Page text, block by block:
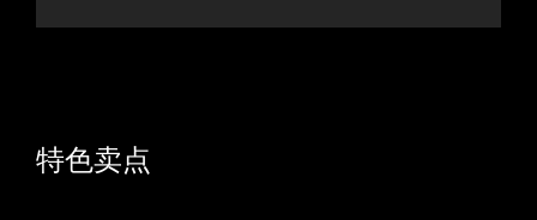
特色卖点